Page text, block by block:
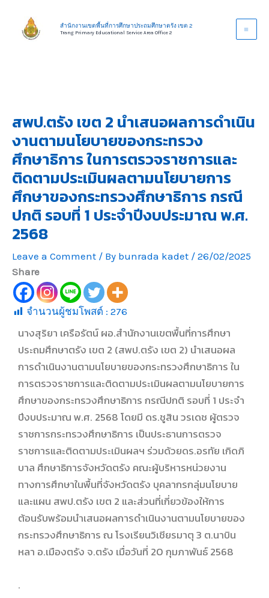
content
สำนักงานเขตพื้นที่การศึกษาประถมศึกษาตรัง เขต 2
Trang Primary Educational Service Area Office 2
สพป.ตรัง เขต 2 นำเสนอผลการดำเนิน
งานตามนโยบายของกระทรวง
ศึกษาธิการ ในการตรวจราชการและ
ติดตามประเมินผลตามนโยบายการ
ศึกษาของกระทรวงศึกษาธิการ กรณี
ปกติ รอบที่ 1 ประจำปีงบประมาณ พ.ศ.
2568
Leave a Comment / By bunrada kadet / 26/02/2025
Share
จำนวนผู้ชมโพสต์ : 276
นางสุริยา เครือรัตน์ ผอ.สำนักงานเขตพื้นที่การศึกษา
ประถมศึกษาตรัง เขต 2 (สพป.ตรัง เขต 2) นำเสนอผล
การดำเนินงานตามนโยบายของกระทรวงศึกษาธิการ ใน
การตรวจราชการและติดตามประเมินผลตามนโยบายการ
ศึกษาของกระทรวงศึกษาธิการ กรณีปกติ รอบที่ 1 ประจำ
ปีงบประมาณ พ.ศ. 2568 โดยมี ดร.ชูสิน วรเดช ผู้ตรวจ
ราชการกระทรวงศึกษาธิการ เป็นประธานการตรวจ
ราชการและติดตามประเมินผลฯ ร่วมด้วยดร.อรทัย เกิดภิ
บาล ศึกษาธิการจังหวัดตรัง คณะผู้บริหารหน่วยงาน
ทางการศึกษาในพื้นที่จังหวัดตรัง บุคลากรกลุ่มนโยบาย
และแผน สพป.ตรัง เขต 2 และส่วนที่เกี่ยวข้องให้การ
ต้อนรับพร้อมนำเสนอผลการดำเนินงานตามนโยบายของ
กระทรวงศึกษาธิการ ณ โรงเรียนวิเชียรมาตุ 3 ต.นาบิน
หลา อ.เมืองตรัง จ.ตรัง เมื่อวันที่ 20 กุมภาพันธ์ 2568
.